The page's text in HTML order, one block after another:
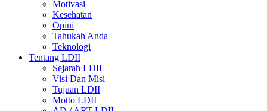
Motivasi
Kesehatan
Opini
Tahukah Anda
Teknologi
Tentang LDII
Sejarah LDII
Visi Dan Misi
Tujuan LDII
Motto LDII